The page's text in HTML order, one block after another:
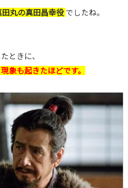
丸の真田昌幸役 でしたね。
ときに、
象も起きたほどです。